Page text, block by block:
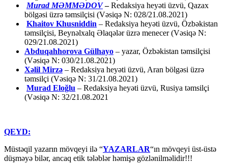
Murad MƏMMƏDOV –Redaksiya heyəti üzvü, Qazax
bölgəsi üzrə təmsilçisi (Vəsiqə N: 028/21.08.2021)
Khaitov Khusniddin – Redaksiya heyəti üzvü, Özbəkistan
təmsilçisi, Beynəlxalq Əlaqələr üzrə menecer (Vəsiqə N:
029/21.08.2021)
Abduqahhorova Gülhayo – yazar, Özbəkistan təmsilçisi
(Vəsiqə N: 030/21.08.2021)
Xəlil Mirzə – Redaksiya heyəti üzvü, Aran bölgəsi üzrə
təmsilçi (Vəsiqə N: 31/21.08.2021)
Murad Eloğlu – Redaksiya heyəti üzvü, Rusiya təmsilçi
(Vəsiqə N: 32/21.08.2021
QEYD:
Müstəqil yazarın mövqeyi ilə “YAZARLAR“ın mövqeyi üst-üstə
düşməyə bilər, ancaq etik tələblər həmişə gözlənilməlidir!!!